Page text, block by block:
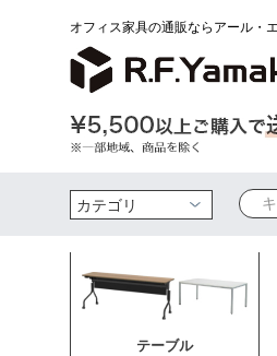
オフィス家具の通販ならアール・
検索
テーブル